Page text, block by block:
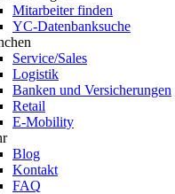
Mitarbeiter finden
YC-Datenbanksuche
Service/Sales
Logistik
Banken und Versicherungen
Retail
E-Mobility
Blog
Kontakt
FAQ